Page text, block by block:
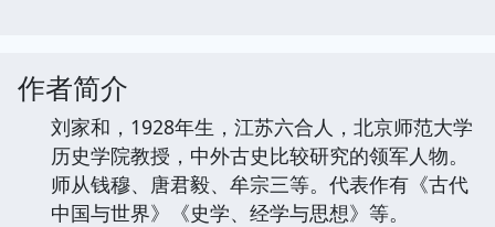
作者简介
刘家和，1928年生，江苏六合人，北京师范大学
历史学院教授，中外古史比较研究的领军人物。
师从钱穆、唐君毅、牟宗三等。代表作有《古代
中国与世界》《史学、经学与思想》等。